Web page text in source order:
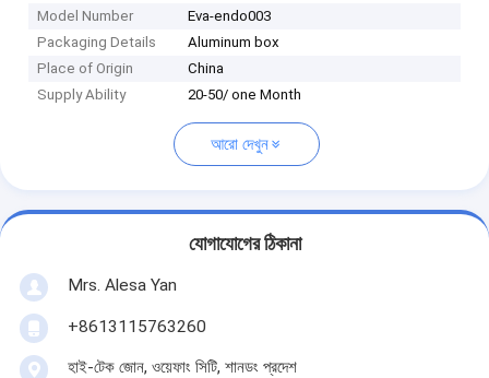
Model Number
Eva-endo003
Packaging Details
Aluminum box
Place of Origin
China
Supply Ability
20-50/ one Month
আরো দেখুন
যোগাযোগের ঠিকানা
Mrs. Alesa Yan
+8613115763260
হাই-টেক জোন, ওয়েফাং সিটি, শানডং প্রদেশ